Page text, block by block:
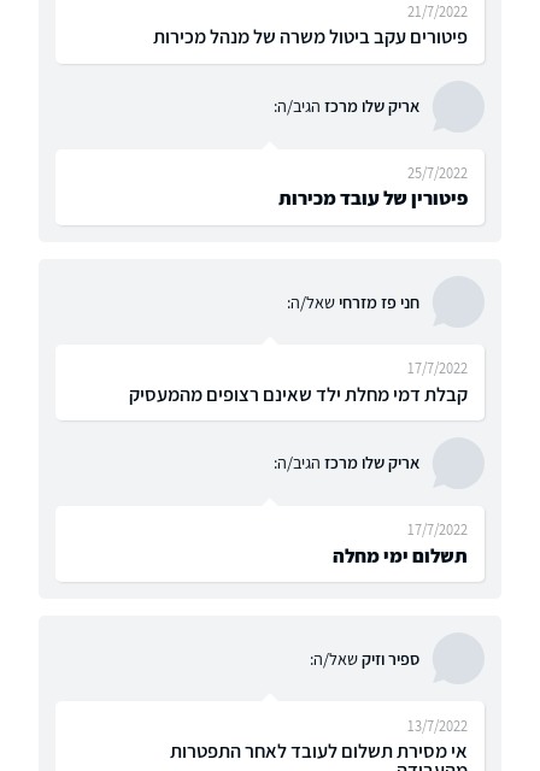
פיטורים עקב ביטול משרה של מנהל מכירות
21/7/2022
אריק שלו מרכז הגיב/ה:
פיטורין של עובד מכירות
25/7/2022
חני פז מזרחישאל/ה:
קבלת דמי מחלת ילד שאינם רצופים מהמעסיק
17/7/2022
אריק שלו מרכז הגיב/ה:
תשלום ימי מחלה
17/7/2022
ספיר וזיקשאל/ה:
אי מסירת תשלום לעובד לאחר התפטרות
13/7/2022